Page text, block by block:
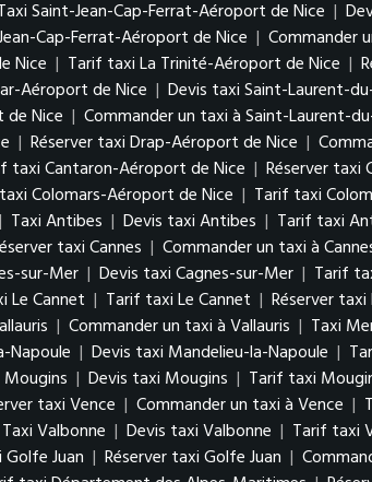
Saint-Jean-Cap-Ferrat-Aéroport de Nice |
Cap-Ferrat-Aéroport de Nice | Commander
Nice | Tarif taxi La Trinité-Aéroport de Nice |
Aéroport de Nice | Devis taxi Saint-Laurent-
Nice | Commander un taxi à Saint-Laurent-
| Réserver taxi Drap-Aéroport de Nice |
taxi Cantaron-Aéroport de Nice | Réserver taxi
Colomars-Aéroport de Nice | Tarif taxi
| Taxi Antibes | Devis taxi Antibes | Tarif taxi
taxi Cannes | Commander un taxi à
sur-Mer | Devis taxi Cagnes-sur-Mer | Tarif
Le Cannet | Tarif taxi Le Cannet | Réserver taxi
| Commander un taxi à Vallauris | Taxi
Napoule | Devis taxi Mandelieu-la-Napoule |
Mougins | Devis taxi Mougins | Tarif taxi
taxi Vence | Commander un taxi à Vence |
Taxi Valbonne | Devis taxi Valbonne | Tarif taxi
Juan | Réserver taxi Golfe Juan |